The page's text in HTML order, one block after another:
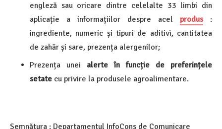
engleză sau oricare dintre celelalte 33 limbi din
aplicație a informațiilor despre acel produs:
ingrediente, numeric și tipuri de aditivi, cantitatea
de zahăr și sare, prezența alergenilor;
Prezența unei alerte în funcție de preferințele
setate cu privire la produsele agroalimentare.
Semnătura : Departamentul InfoCons de Comunicare